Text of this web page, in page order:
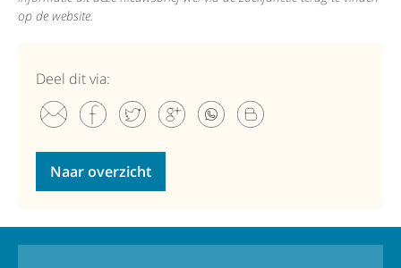
op de website.
Deel dit via:
Naar overzicht